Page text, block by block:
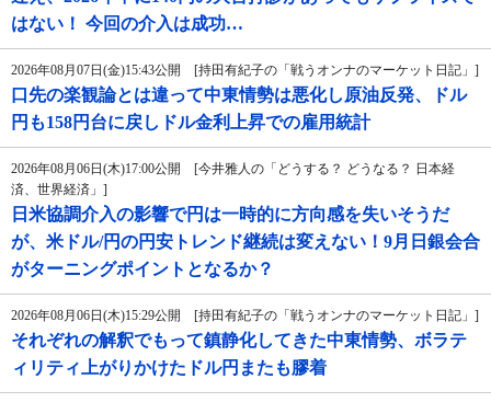
はない！ 今回の介入は成功…
2026年08月07日(金)15:43公開 [持田有紀子の「戦うオンナのマーケット日記」]
口先の楽観論とは違って中東情勢は悪化し原油反発、ドル
円も158円台に戻しドル金利上昇での雇用統計
2026年08月06日(木)17:00公開 [今井雅人の「どうする？ どうなる？ 日本経
済、世界経済」]
日米協調介入の影響で円は一時的に方向感を失いそうだ
が、米ドル/円の円安トレンド継続は変えない！9月日銀会合
がターニングポイントとなるか？
2026年08月06日(木)15:29公開 [持田有紀子の「戦うオンナのマーケット日記」]
それぞれの解釈でもって鎮静化してきた中東情勢、ボラテ
ィリティ上がりかけたドル円またも膠着